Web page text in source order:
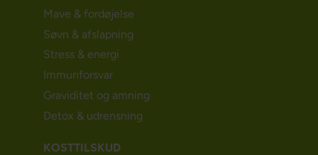
Mave & fordøjelse
Søvn & afslapning
Stress & energi
Immunforsvar
Graviditet og amning
Detox & udrensning
KOSTTILSKUD